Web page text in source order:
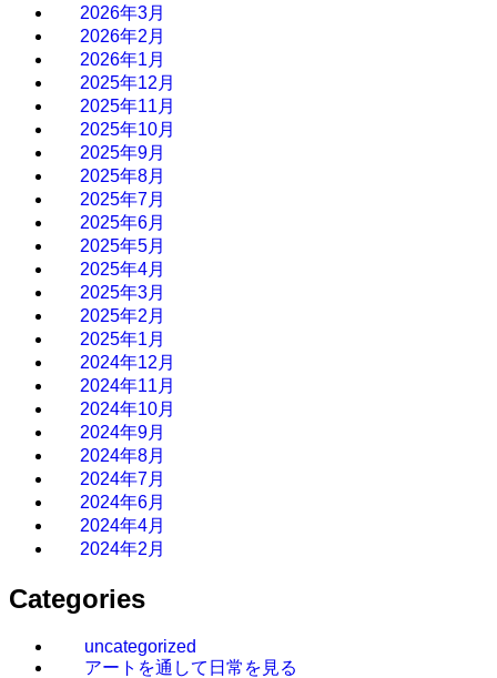
2026年3月
2026年2月
2026年1月
2025年12月
2025年11月
2025年10月
2025年9月
2025年8月
2025年7月
2025年6月
2025年5月
2025年4月
2025年3月
2025年2月
2025年1月
2024年12月
2024年11月
2024年10月
2024年9月
2024年8月
2024年7月
2024年6月
2024年4月
2024年2月
Categories
uncategorized
アートを通して日常を見る